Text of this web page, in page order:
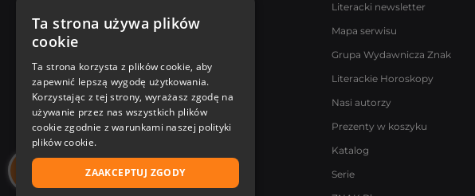
Poniedziałek - Piątek
8:00 - 18:00
[email protected]
Bądź z nami na bieżąco
Literacki newsletter
Mapa serwisu
Grupa Wydawnicza Znak
Literackie Horoskopy
Nasi autorzy
Prezenty w koszyku
Katalog
Serie
Ta strona używa plików
cookie
Ta strona korzysta z plików cookie, aby
zapewnić lepszą wygodę użytkowania.
Korzystając z tej strony, wyrażasz zgodę na
używanie przez nas wszystkich plików
cookie zgodnie z warunkami naszej polityki
plików cookie.
ZAAKCEPTUJ ZGODY